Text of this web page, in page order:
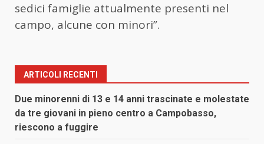
sedici famiglie attualmente presenti nel
campo, alcune con minori”.
ARTICOLI RECENTI
Due minorenni di 13 e 14 anni trascinate e molestate
da tre giovani in pieno centro a Campobasso,
riescono a fuggire